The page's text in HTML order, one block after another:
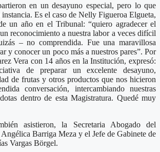
en un desayuno especial, pero lo que
Es el caso de Nelly Figueroa Elgueta,
un año en el Tribunal: “quiero agradecer el
reconocimiento a nuestra labor a veces difícil
– no comprendida. Fue una maravillosa
y conocer un poco más a nuestros pares”. Por
Vera con 14 años en la Institución, expresó:
de preparar un excelente desayuno,
de frutas y otros productos que nos hicieron
conversación, intercambiando nuestras
dentro de esta Magistratura. Quedé muy
asistieron, la Secretaria Abogado del
Barriga Meza y el Jefe de Gabinete de
Vargas Börgel.